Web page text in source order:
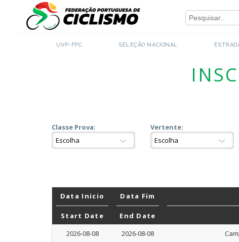
UVP-FPC SELEÇÃO NACIONAL
Classe Prova: Vertente:
Data Inicio
Start Date
Data Fim
End Date
2026-08-08
2026-08-08